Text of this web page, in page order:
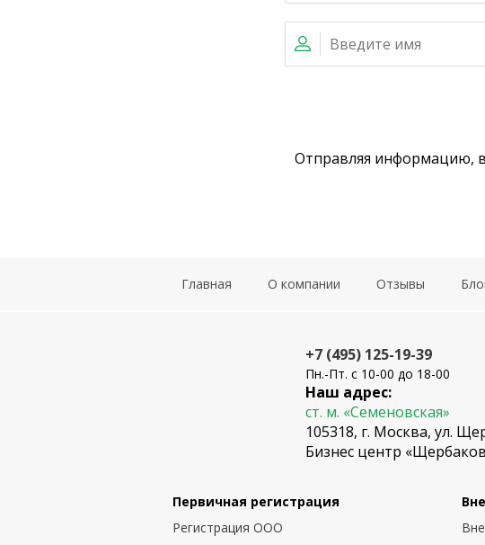
Отправляя информацию,
Главная О компании Отзывы
+7 (495) 125-19-39
Пн.-Пт. с 10-00 до 18-00
Наш адрес:
ст. м. «Семеновская»
105318, г. Москва, ул.
Бизнес центр
Первичная регистрация
Регистрация ООО